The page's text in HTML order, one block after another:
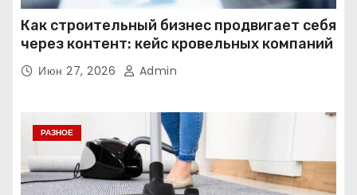
Как строительный бизнес продвигает себя
через контент: кейс кровельных компаний
Июн 27, 2026 Admin
РАЗНОЕ